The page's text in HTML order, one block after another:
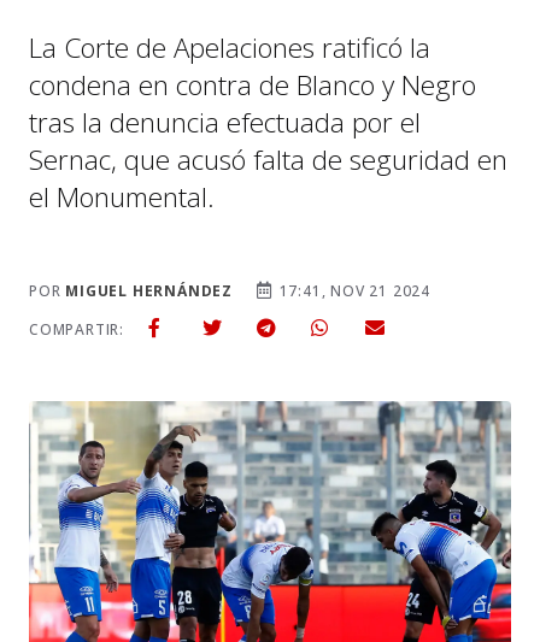
La Corte de Apelaciones ratificó la
condena en contra de Blanco y Negro
tras la denuncia efectuada por el
Sernac, que acusó falta de seguridad en
el Monumental.
POR MIGUEL HERNÁNDEZ
17:41, NOV 21 2024
COMPARTIR: